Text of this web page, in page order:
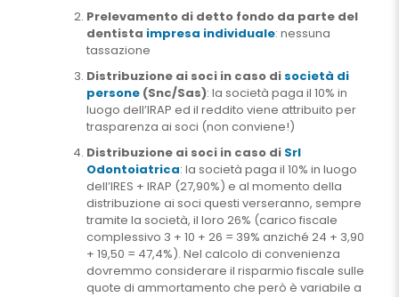
Prelevamento di detto fondo da parte del
dentista impresa individuale: nessuna
tassazione
Distribuzione ai soci in caso di società di
persone(Snc/Sas): la società paga il 10% in
luogo dell’IRAP ed il reddito viene attribuito per
trasparenza ai soci (non conviene!)
Distribuzione ai soci in caso di Srl
Odontoiatrica: la società paga il 10% in luogo
dell’IRES + IRAP (27,90%) e al momento della
distribuzione ai soci questi verseranno, sempre
tramite la società, il loro 26% (carico fiscale
complessivo 3 + 10 + 26 = 39% anziché 24 + 3,90
+ 19,50 = 47,4%). Nel calcolo di convenienza
dovremmo considerare il risparmio fiscale sulle
quote di ammortamento che però è variabile a